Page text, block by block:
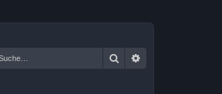
Suche